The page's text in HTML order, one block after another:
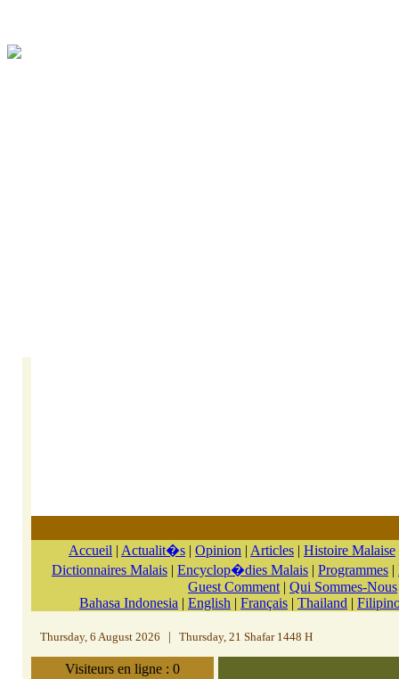
Accueil | Actualit�s | Opinion | Articles | Histoire Malaise
Dictionnaires Malais | Encyclop�dies Malais | Programmes |
Guest Comment | Qui Sommes-Nous
Bahasa Indonesia | English | Français | Thailand |
Thursday, 6 August 2026 Thursday, 21 Shafar 1448 H
Visiteurs en ligne : 0